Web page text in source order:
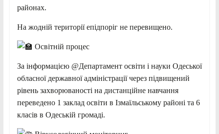
районах.
На жодній території епідпоріг не перевищено.
Освітній процес
За інформацією @Департамент освіти і науки Одеської
обласної державної адміністрації через підвищений
рівень захворюваності на дистанційне навчання
переведено 1 заклад освіти в Ізмаїльському районі та 6
класів в Одеській громаді.